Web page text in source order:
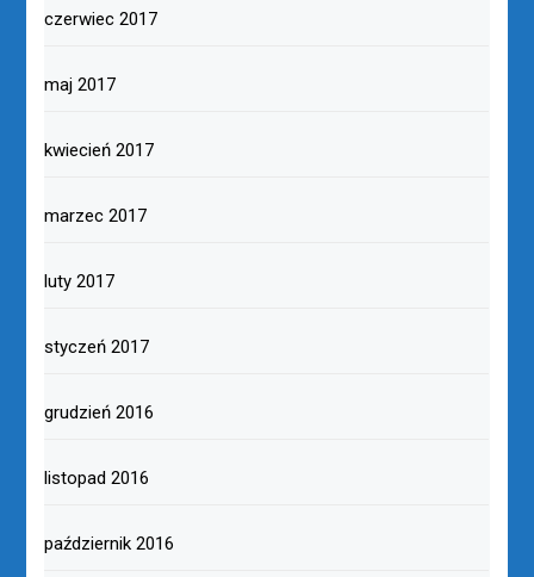
czerwiec 2017
maj 2017
kwiecień 2017
marzec 2017
luty 2017
styczeń 2017
grudzień 2016
listopad 2016
październik 2016